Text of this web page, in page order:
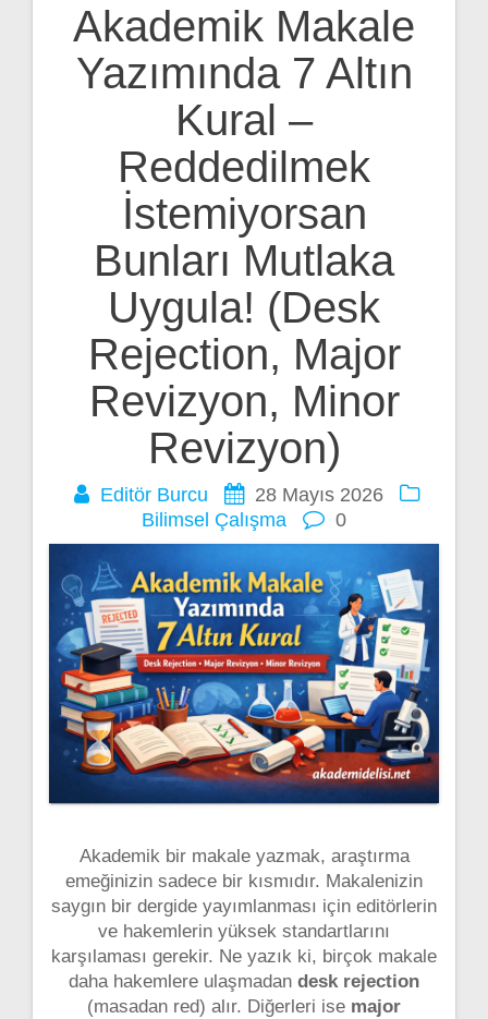
Akademik Makale
Yazımında 7 Altın
Kural –
Reddedilmek
İstemiyorsan
Bunları Mutlaka
Uygula! (Desk
Rejection, Major
Revizyon, Minor
Revizyon)
Editör Burcu
28 Mayıs 2026
Bilimsel Çalışma
0
Akademik bir makale yazmak, araştırma
emeğinizin sadece bir kısmıdır. Makalenizin
saygın bir dergide yayımlanması için editörlerin
ve hakemlerin yüksek standartlarını
karşılaması gerekir. Ne yazık ki, birçok makale
daha hakemlere ulaşmadan desk rejection
(masadan red) alır. Diğerleri ise major
Yazı
gezinmesi